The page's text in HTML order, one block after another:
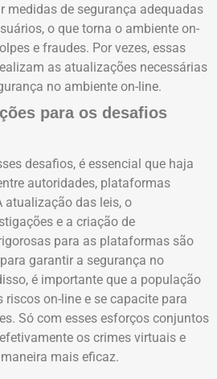
medidas de segurança adequadas
o que torna o ambiente on-
e fraudes. Por vezes, essas
as atualizações necessárias
no ambiente on-line.
para os desafios
desafios, é essencial que haja
autoridades, plataformas
atualização das leis, o
e a criação de
para as plataformas são
garantir a segurança no
é importante que a população
riscos on-line e se capacite para
Só com esses esforços conjuntos
os crimes virtuais e
mais eficaz.